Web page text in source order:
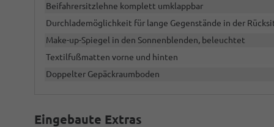
Beifahrersitzlehne komplett umklappbar
Durchlademöglichkeit für lange Gegenstände in der
Make-up-Spiegel in den Sonnenblenden, beleuchtet
Textilfußmatten vorne und hinten
Doppelter Gepäckraumboden
Eingebaute Extras